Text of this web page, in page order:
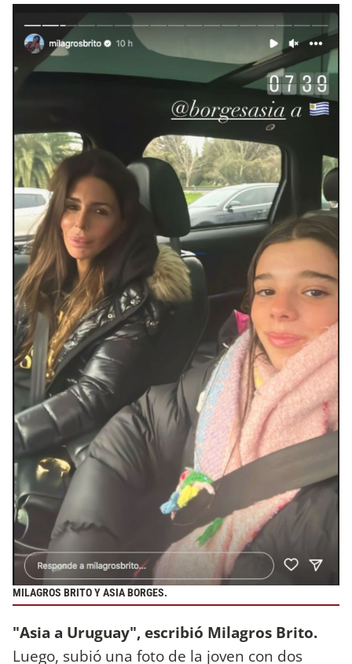
MILAGROS BRITO Y ASIA BORGES.
"Asia a Uruguay", escribió Milagros Brito.
Luego, subió una foto de la joven con dos